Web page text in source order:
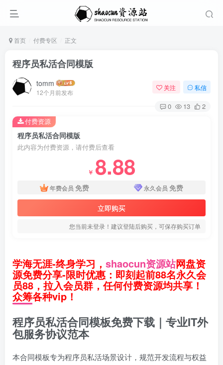
首页 付费专区 正文
程序员私活合同模版
tomm
12个月前发布
关注 私信
0 13 2
程序员私活合同模版
此内容为付费资源，请付费后查看
￥ 8.88
年费会员 免费 永久会员 免费
立即购买
您当前未登录！建议登陆后购买，可保存购买订单
付费资源
学海无涯-终身学习， shaocun资源站网盘资
源免费分享-限时优惠：即刻起前88名永久会
员88，拉入会员群，任何付费资源均共享！
众筹各种vip！
程序员私活合同模板免费下载｜专业IT外
包服务协议范本
本合同模板专为程序员私活场景设计，规范开发流程与权益